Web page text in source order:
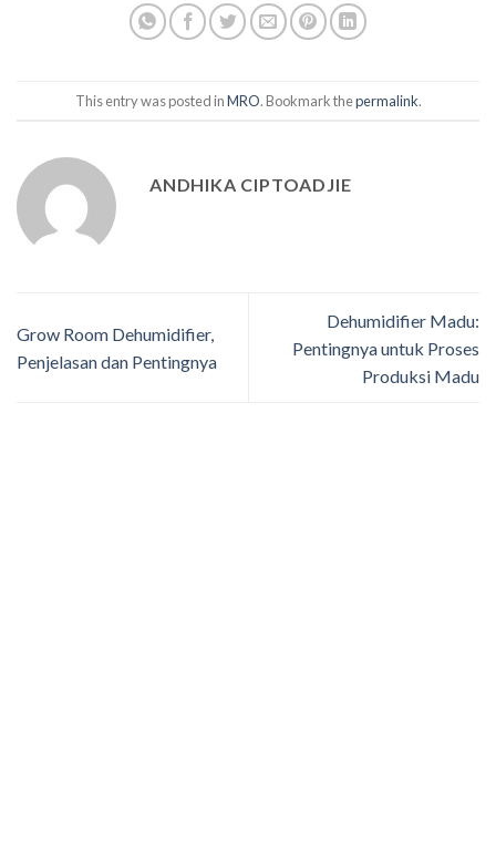
This entry was posted inMRO. Bookmark thepermalink.
ANDHIKA CIPTOADJIE
Grow Room Dehumidifier,
Penjelasan dan Pentingnya
Dehumidifier Madu:
Pentingnya untuk Proses
Produksi Madu